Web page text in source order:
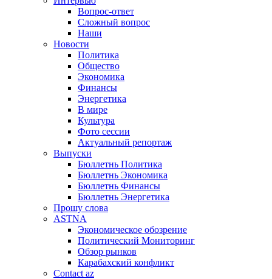
Вопрос-ответ
Сложный вопрос
Наши
Новости
Политика
Общество
Экономика
Финансы
Энергетика
В мире
Культура
Фото сессии
Актуальный репортаж
Выпуски
Бюллетнь Политика
Бюллетнь Экономика
Бюллетнь Финансы
Бюллетнь Энергетика
Прошу слова
ASTNA
Экономическое обозрение
Политический Мониторинг
Обзор рынков
Карабахский конфликт
Contact az